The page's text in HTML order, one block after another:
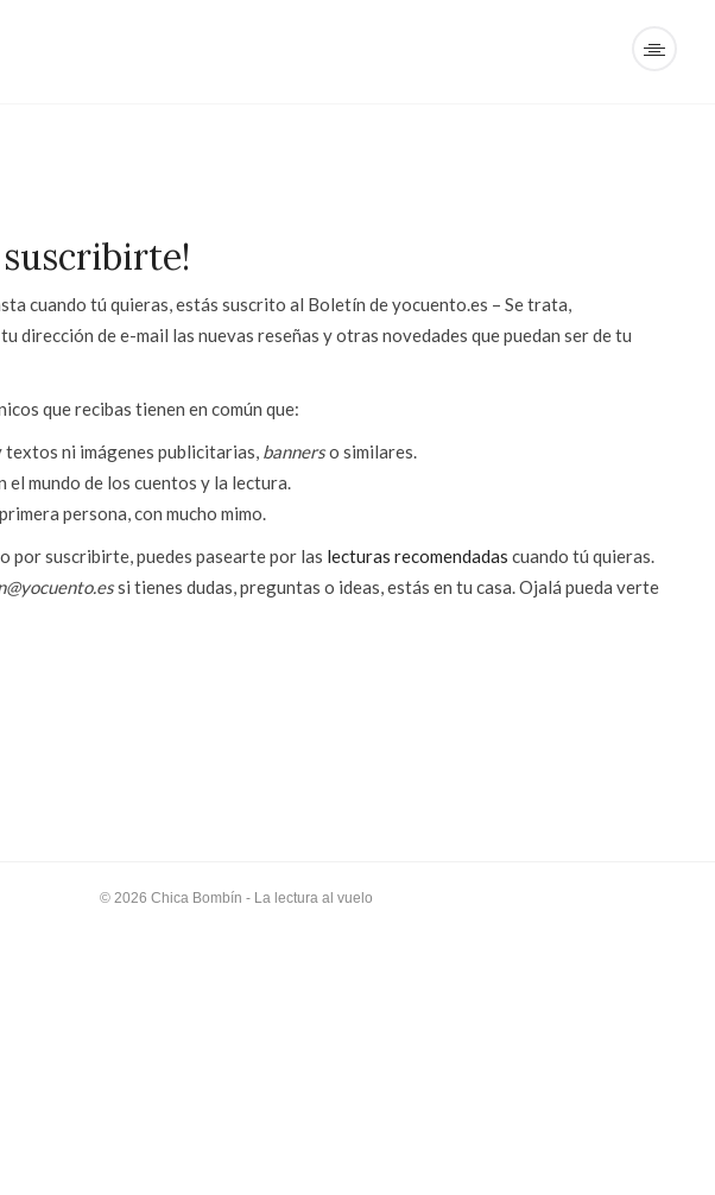
suscribirte!
cuando tú quieras, estás suscrito al Boletín de yocuento.es – Se trata,
dirección de e-mail las nuevas reseñas y otras novedades que puedan ser de tu
que recibas tienen en común que:
textos ni imágenes publicitarias, bannerso similares.
el mundo de los cuentos y la lectura.
persona, con mucho mimo.
por suscribirte, puedes pasearte por las lecturas recomendadas cuando tú quieras.
si tienes dudas, preguntas o ideas, estás en tu casa. Ojalá pueda verte
© 2026 Chica Bombín - La lectura al vuelo